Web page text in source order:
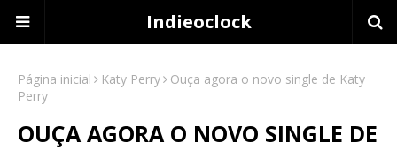
Indieoclock
Página inicial Katy Perry
Ouça agora o novo single de Katy
Perry
OUÇA AGORA O NOVO SINGLE DE